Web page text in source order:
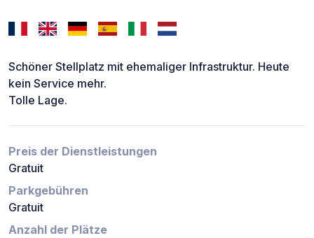
Schöner Stellplatz mit ehemaliger Infrastruktur. Heute
kein Service mehr.
Tolle Lage.
Preis der Dienstleistungen
Gratuit
Parkgebühren
Gratuit
Anzahl der Plätze